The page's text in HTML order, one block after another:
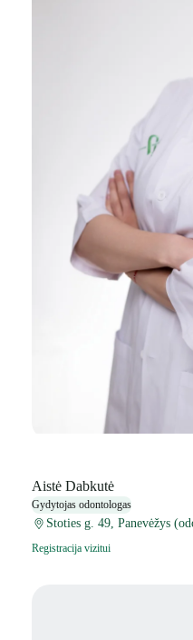
Aistė Dabkutė
Gydytojas odontologas
Stoties g. 49, Panevėžys
Registracija vizitui